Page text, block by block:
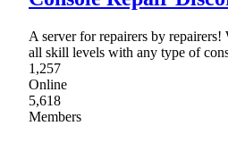
A server for repairers by repairers!
all skill levels with any type of
1,257
Online
5,618
Members